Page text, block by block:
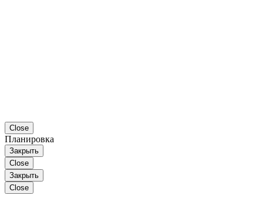
Close
Планировка
Закрыть
Close
Закрыть
Close